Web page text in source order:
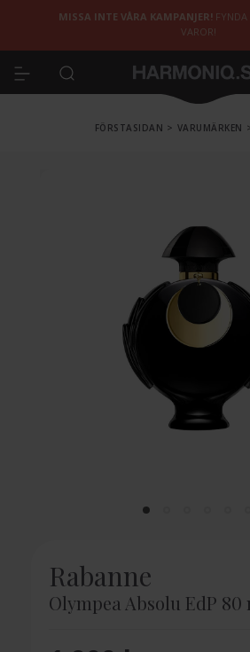
MISSA INTE VÅRA KAMPANJER!
VAROR!
FÖRSTASIDAN > VARUMÄRKEN
Rabanne
Olympea Absolu EdP 80